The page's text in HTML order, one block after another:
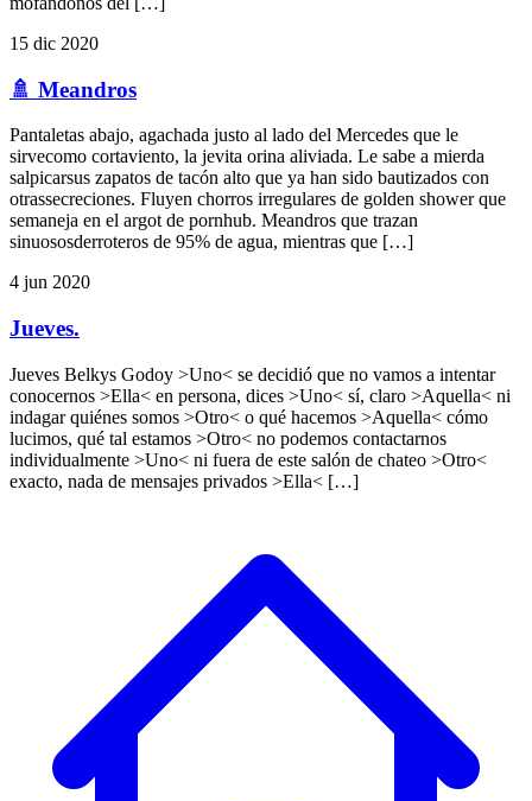
15 dic 2020
🚿 Meandros
Pantaletas abajo, agachada justo al lado del Mercedes que le
sirvecomo cortaviento, la jevita orina aliviada. Le sabe a mierda
salpicarsus zapatos de tacón alto que ya han sido bautizados con
otrassecreciones. Fluyen chorros irregulares de golden shower que
semaneja en el argot de pornhub. Meandros que trazan
sinuososderroteros de 95% de agua, mientras que […]
4 jun 2020
Jueves.
Jueves Belkys Godoy >Uno< se decidió que no vamos a intentar
conocernos >Ella< en persona, dices >Uno< sí, claro >Aquella< ni
indagar quiénes somos >Otro< o qué hacemos >Aquella< cómo
lucimos, qué tal estamos >Otro< no podemos contactarnos
individualmente >Uno< ni fuera de este salón de chateo >Otro<
exacto, nada de mensajes privados >Ella< […]